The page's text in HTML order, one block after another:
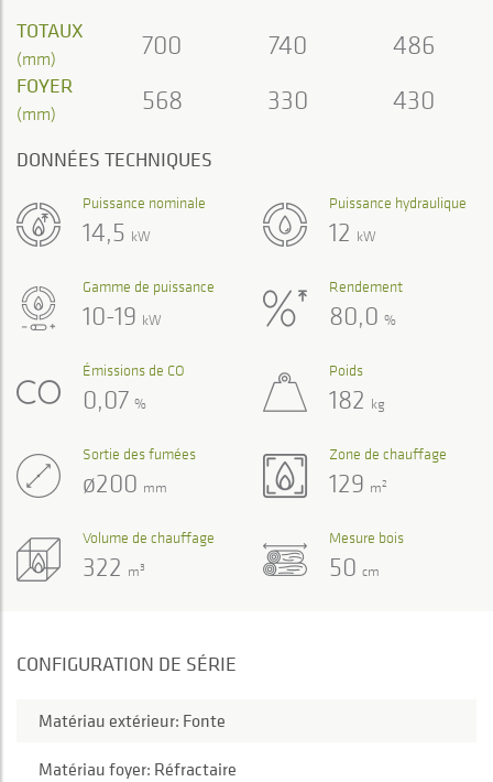
TOTAUX
(mm) 700 740 486
FOYER
(mm) 568 330 430
DONNÉES TECHNIQUES
Gamme de puissance
10-19 kW
Puissance nominale
14,5 kW
Puissance hydraulique
12 kW
Rendement
80,0 %
Émissions de CO
0,07 %
Volume de chauffage
322 m3
Zone de chauffage
129 m2
Poids
182 kg
Sortie des fumées
ø200 mm
Mesure bois
50 cm
CONFIGURATION DE SÉRIE
Matériau extérieur: Fonte
Matériau foyer: Réfractaire